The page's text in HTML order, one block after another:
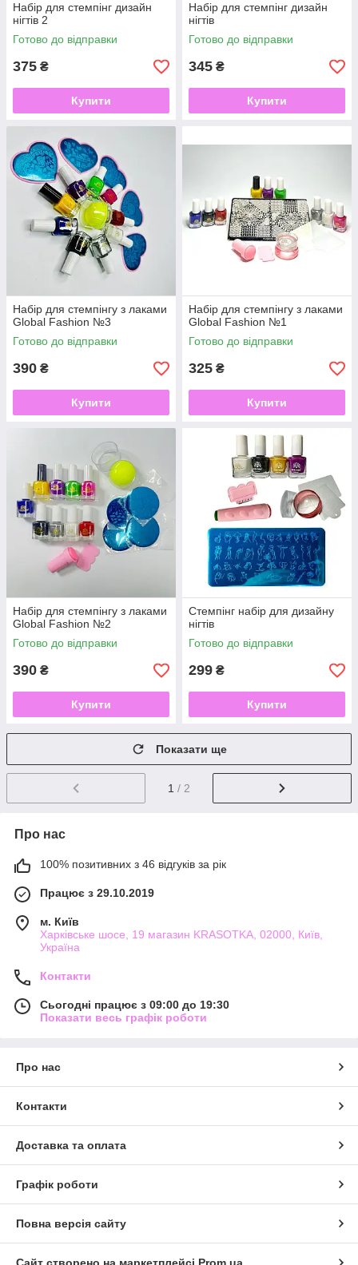
Набір для стемпінг дизайн
нігтів 2
Готово до відправки
375 ₴
Купити
Набір для стемпінг дизайн
нігтів
Готово до відправки
345 ₴
Купити
Набір для стемпінгу з лаками
Global Fashion №3
Готово до відправки
390 ₴
Купити
Набір для стемпінгу з лаками
Global Fashion №1
Готово до відправки
325 ₴
Купити
Набір для стемпінгу з лаками
Global Fashion №2
Готово до відправки
390 ₴
Купити
Стемпінг набір для дизайну
нігтів
Готово до відправки
299 ₴
Купити
Показати ще
1 / 2
Про нас
100% позитивних з 46 відгуків за рік
Працює з 29.10.2019
м. Київ
Харківське шосе, 19 магазин KRASOTKA, 02000, Київ,
Україна
Контакти
Сьогодні працює з 09:00 до 19:30
Показати весь графік роботи
Про нас
Контакти
Доставка та оплата
Графік роботи
Повна версія сайту